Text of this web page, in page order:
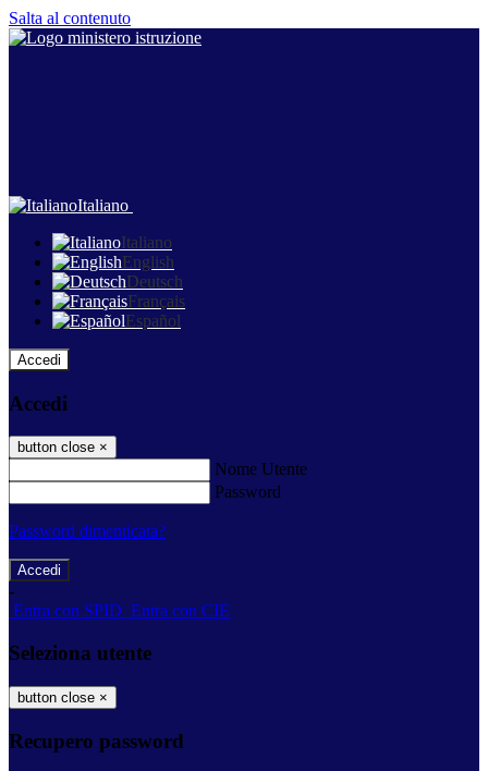
Salta al contenuto
Italiano
Italiano
English
Deutsch
Français
Español
Accedi
Accedi
button close ×
Nome Utente
Password
Password dimenticata?
-
Entra con SPID Entra con CIE
Seleziona utente
button close ×
Recupero password